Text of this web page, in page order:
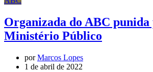
Organizada do ABC punida
Ministério Público
porMarcos Lopes
1 de abril de 2022